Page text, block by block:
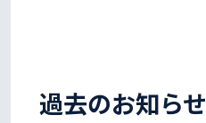
過去のお知らせ